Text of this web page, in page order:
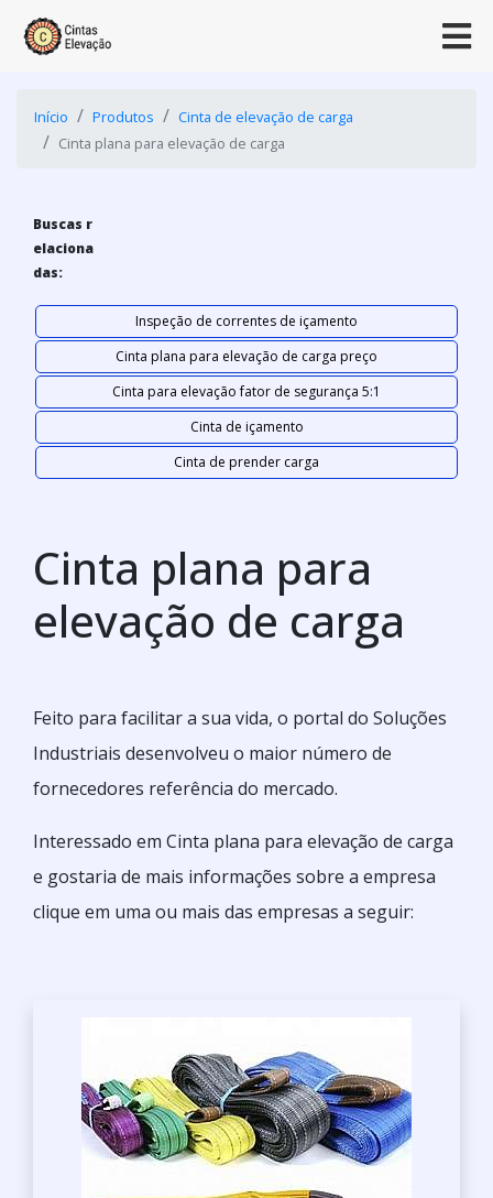
Início Produtos
Cinta de elevação de carga
Cinta plana para elevação de carga
Buscas r
elaciona
das:
Inspeção de correntes de içamento
Cinta plana para elevação de carga preço
Cinta para elevação fator de segurança 5:1
Cinta de içamento
Cinta de prender carga
Cinta plana para
elevação de carga
Feito para facilitar a sua vida, o portal do Soluções
Industriais desenvolveu o maior número de
fornecedores referência do mercado.
Interessado em Cinta plana para elevação de carga
e gostaria de mais informações sobre a empresa
clique em uma ou mais das empresas a seguir: